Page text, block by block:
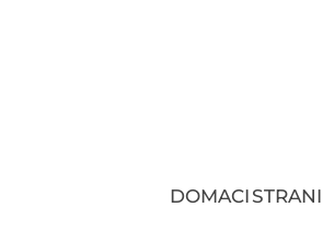
DOMACISTRANI